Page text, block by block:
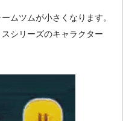
ムツムが小さくなります。
シリーズのキャラクター